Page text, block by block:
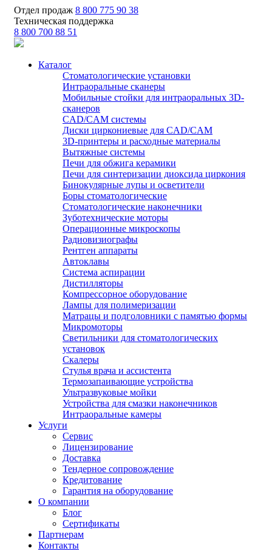
Отдел продаж 8 800 775 90 38
Техническая поддержка
8 800 700 88 51
Каталог
Стоматологические установки
Интраоральные сканеры
Мобильные стойки для интраоральных 3D-
сканеров
CAD/CAM системы
Диски циркониевые для CAD/CAM
3D-принтеры и расходные материалы
Вытяжные системы
Печи для обжига керамики
Печи для синтеризации диоксида циркония
Бинокулярные лупы и осветители
Боры стоматологические
Стоматологические наконечники
Зуботехнические моторы
Операционные микроскопы
Радиовизиографы
Рентген аппараты
Автоклавы
Система аспирации
Дистилляторы
Компрессорное оборудование
Лампы для полимеризации
Матрацы и подголовники с памятью формы
Микромоторы
Светильники для стоматологических
установок
Скалеры
Стулья врача и ассистента
Термозапаивающие устройства
Ультразвуковые мойки
Устройства для смазки наконечников
Интраоральные камеры
Услуги
Сервис
Лицензирование
Доставка
Тендерное сопровождение
Кредитование
Гарантия на оборудование
О компании
Блог
Сертификаты
Партнерам
Контакты